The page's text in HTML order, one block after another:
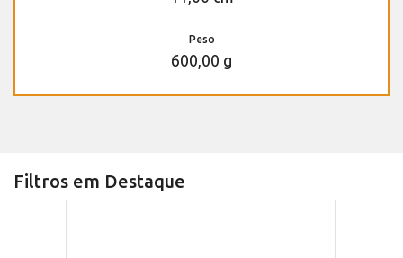
Peso
600,00 g
Filtros em Destaque